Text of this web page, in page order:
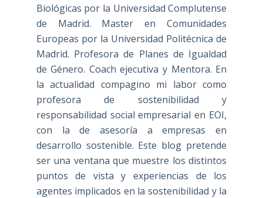
Biológicas por la Universidad Complutense
de Madrid. Master en Comunidades
Europeas por la Universidad Politécnica de
Madrid. Profesora de Planes de Igualdad
de Género. Coach ejecutiva y Mentora. En
la actualidad compagino mi labor como
profesora de sostenibilidad y
responsabilidad social empresarial en EOI,
con la de asesoría a empresas en
desarrollo sostenible. Este blog pretende
ser una ventana que muestre los distintos
puntos de vista y experiencias de los
agentes implicados en la sostenibilidad y la